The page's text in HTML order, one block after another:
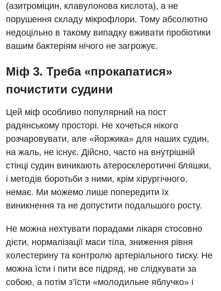
Заходи БПР
Інтернатура
Енциклопедія
Програма лояльності
Відгуки
Діагностика
Ангіографічні дослідження
Діагностичне відділення
Ендоскопічне відділення
Інструментальна діагностика
Магнітно-резонансна томографія
Мамографія
Відділ госпіталізації
Відділення кардіосудинної патології та неврології
Відділення інтенсивної терапії
Гінекологічне відділення
Денний стаціонар
Діагностичне відділення
Ендоскопічне відділення
Декларування
Лікування гострого інфаркту
(азитроміцин, клавулонова кислота), а не
порушення складу мікрофлори. Тому абсолютно
недоцільно в такому випадку вживати пробіотики
вашим бактеріям нічого не загрожує.
Міф 3. Треба «прокапатися»
почистити судини
Цей міф особливо популярний на пост
радянському просторі. Не хочеться нікого
розчаровувати, але «йоржика» для наших судин,
на жаль, не існує. Дійсно, часто на внутрішній
стінці судин виникають атеросклеротичні бляшки,
і методів боротьби з ними, крім хірургічного,
немає. Ми можемо лише попередити їх
виникнення та не допустити подальшого росту.
Не можна нехтувати порадами лікаря стосовно
дієти, нормалізації маси тіла, зниження рівня
холестерину та контролю артеріального тиску. Не
можна їсти і пити все підряд, не слідкувати за
собою, а потім з’їсти «молодильне яблучко» і